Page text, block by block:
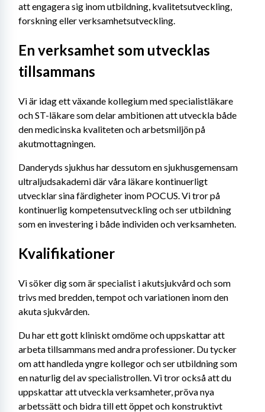
att engagera sig inom utbildning, kvalitetsutveckling,
forskning eller verksamhetsutveckling.
En verksamhet som utvecklas
tillsammans
Vi är idag ett växande kollegium med specialistläkare
och ST-läkare som delar ambitionen att utveckla både
den medicinska kvaliteten och arbetsmiljön på
akutmottagningen.
Danderyds sjukhus har dessutom en sjukhusgemensam
ultraljudsakademi där våra läkare kontinuerligt
utvecklar sina färdigheter inom POCUS. Vi tror på
kontinuerlig kompetensutveckling och ser utbildning
som en investering i både individen och verksamheten.
Kvalifikationer
Vi söker dig som är specialist i akutsjukvård och som
trivs med bredden, tempot och variationen inom den
akuta sjukvården.
Du har ett gott kliniskt omdöme och uppskattar att
arbeta tillsammans med andra professioner. Du tycker
om att handleda yngre kollegor och ser utbildning som
en naturlig del av specialistrollen. Vi tror också att du
uppskattar att utveckla verksamheter, pröva nya
arbetssätt och bidra till ett öppet och konstruktivt